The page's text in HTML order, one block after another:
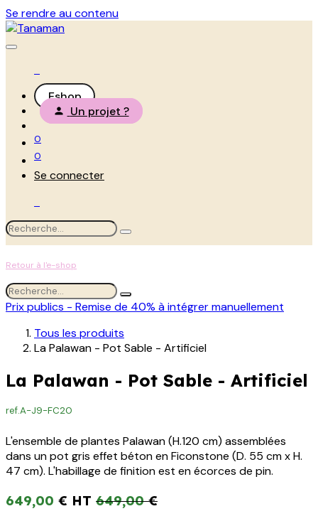
Se rendre au contenu
Eshop
Un projet ?
0
0
Se connecter
Retour à l'e-shop
Prix publics - Remise de 40% à intégrer manuellement
Tous les produits
La Palawan - Pot Sable - Artificiel
La Palawan - Pot Sable - Artificiel
ref.A-J9-FC20
L'ensemble de plantes Palawan (H.120 cm) assemblées
dans un pot gris effet béton en Ficonstone (D. 55 cm x H.
47 cm). L'habillage de finition est en écorces de pin.
649,00 € 649,00€